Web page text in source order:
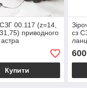
СЗГ 00.117 (z=14,
приводного
Купити
сз
600